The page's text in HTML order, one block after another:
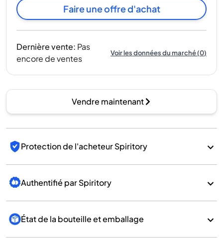
Faire une offre d'achat
Dernière vente: Pas
encore de ventes
Voir les données du marché(0)
Vendre maintenant
Protection de l'acheteur Spiritory
Authentifié par Spiritory
État de la bouteille et emballage